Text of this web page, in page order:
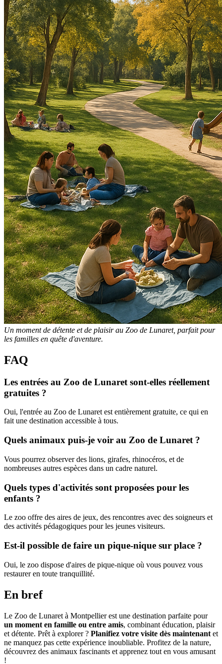
Un moment de détente et de plaisir au Zoo de Lunaret, parfait pour
les familles en quête d'aventure.
FAQ
Les entrées au Zoo de Lunaret sont-elles réellement
gratuites ?
Oui, l'entrée au Zoo de Lunaret est entièrement gratuite, ce qui en
fait une destination accessible à tous.
Quels animaux puis-je voir au Zoo de Lunaret ?
Vous pourrez observer des lions, girafes, rhinocéros, et de
nombreuses autres espèces dans un cadre naturel.
Quels types d'activités sont proposées pour les
enfants ?
Le zoo offre des aires de jeux, des rencontres avec des soigneurs et
des activités pédagogiques pour les jeunes visiteurs.
Est-il possible de faire un pique-nique sur place ?
Oui, le zoo dispose d'aires de pique-nique où vous pouvez vous
restaurer en toute tranquillité.
En bref
Le Zoo de Lunaret à Montpellier est une destination parfaite pour
un moment en famille ou entre amis, combinant éducation, plaisir
et détente. Prêt à explorer ? Planifiez votre visite dès maintenant et
ne manquez pas cette expérience inoubliable. Profitez de la nature,
découvrez des animaux fascinants et apprenez tout en vous amusant
!